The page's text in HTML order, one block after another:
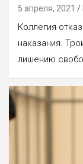
5 апреля, 2021
Коллегия
наказания.
лишению